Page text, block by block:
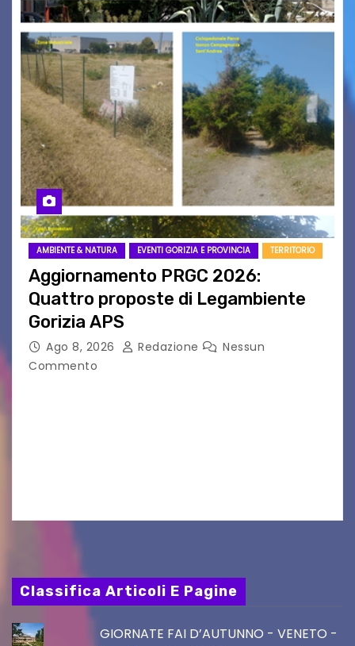
AMBIENTE & NATURA EVENTI GORIZIA E PROVINCIA TERRITORIO
Aggiornamento PRGC 2026:
Quattro proposte di Legambiente
Gorizia APS
Ago 8, 2026 Redazione
Nessun
Commento
Classifica Articoli E Pagine
GIORNATE FAI D’AUTUNNO - VENETO -